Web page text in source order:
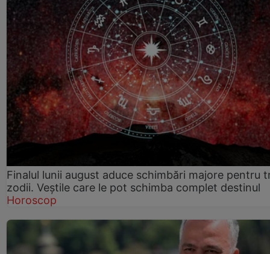
Finalul lunii august aduce schimbări majore pentru
zodii. Veștile care le pot schimba complet destinul
Horoscop